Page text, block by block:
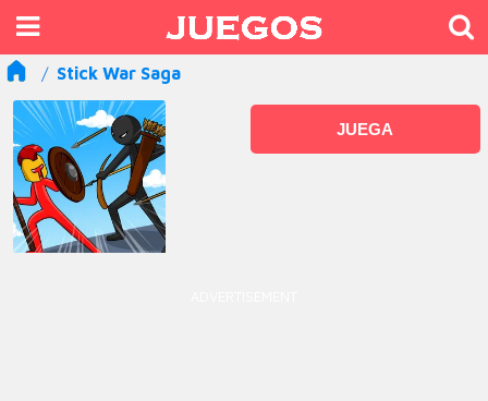
Stick War Saga
JUEGA